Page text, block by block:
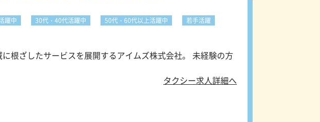
躍中 30代・40代活躍中 50代・60代以上活躍中
若手活躍
たサービスを展開するアイムズ株式会社。 未経験の方
タクシー求人詳細へ